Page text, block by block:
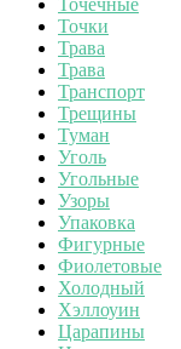
Точки
Трава
Трава
Транспорт
Трещины
Туман
Уголь
Угольные
Узоры
Упаковка
Фигурные
Фиолетовые
Холодный
Хэллоуин
Царапины